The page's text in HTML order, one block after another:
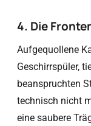
4. Die
Aufgequollene
Geschirrspüler,
beanspruchten
technisch nicht
eine saubere